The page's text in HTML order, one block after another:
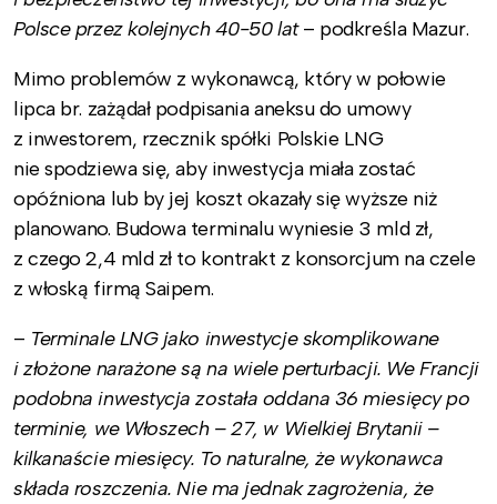
Polsce przez kolejnych 40-50 lat– podkreśla Mazur.
Mimo problemów z wykonawcą, który w połowie
lipca br. zażądał podpisania aneksu do umowy
z inwestorem, rzecznik spółki Polskie LNG
nie spodziewa się, aby inwestycja miała zostać
opóźniona lub by jej koszt okazały się wyższe niż
planowano. Budowa terminalu wyniesie 3 mld zł,
z czego 2,4 mld zł to kontrakt z konsorcjum na czele
z włoską firmą Saipem.
– Terminale LNG jako inwestycje skomplikowane
i złożone narażone są na wiele perturbacji. We Francji
podobna inwestycja została oddana 36 miesięcy po
terminie, we Włoszech – 27, w Wielkiej Brytanii –
kilkanaście miesięcy. To naturalne, że wykonawca
składa roszczenia. Nie ma jednak zagrożenia, że